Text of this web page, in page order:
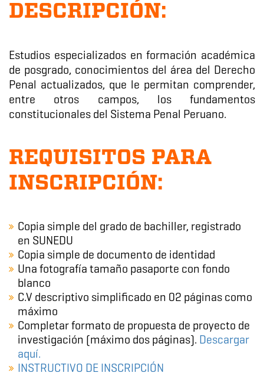
DESCRIPCIÓN:
Estudios especializados en formación académica
de posgrado, conocimientos del área del Derecho
Penal actualizados, que le permitan comprender,
entre otros campos, los fundamentos
constitucionales del Sistema Penal Peruano.
REQUISITOS PARA
INSCRIPCIÓN:
Copia simple del grado de bachiller, registrado
en SUNEDU
Copia simple de documento de identidad
Una fotografía tamaño pasaporte con fondo
blanco
C.V descriptivo simplificado en 02 páginas como
máximo
Completar formato de propuesta de proyecto de
investigación (máximo dos páginas). Descargar
aquí.
INSTRUCTIVO DE INSCRIPCIÓN